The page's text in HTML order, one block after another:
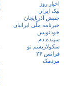
اخبار روز
پيک ايران
جنبش آذربایجان
خبرنامه ملّی ایرانیان
خودنویس
سپیده دم
سکولاریسم نو
فرانس ۲۴
مردمک